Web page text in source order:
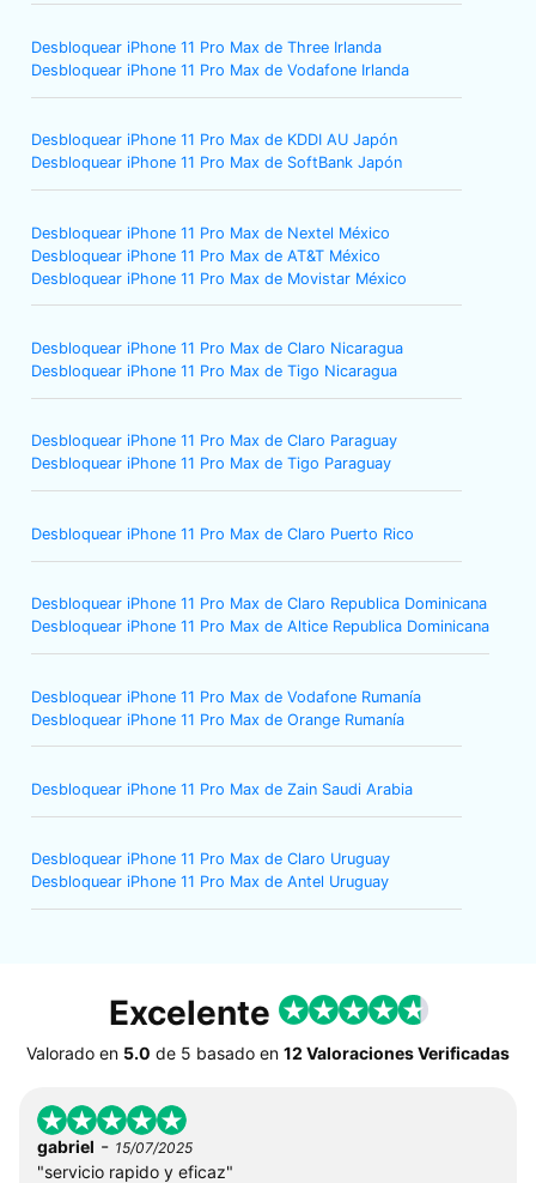
Desbloquear iPhone 11 Pro Max de Three Irlanda
Desbloquear iPhone 11 Pro Max de Vodafone Irlanda
Desbloquear iPhone 11 Pro Max de KDDI AU Japón
Desbloquear iPhone 11 Pro Max de SoftBank Japón
Desbloquear iPhone 11 Pro Max de Nextel México
Desbloquear iPhone 11 Pro Max de AT&T México
Desbloquear iPhone 11 Pro Max de Movistar México
Desbloquear iPhone 11 Pro Max de Claro Nicaragua
Desbloquear iPhone 11 Pro Max de Tigo Nicaragua
Desbloquear iPhone 11 Pro Max de Claro Paraguay
Desbloquear iPhone 11 Pro Max de Tigo Paraguay
Desbloquear iPhone 11 Pro Max de Claro Puerto Rico
Desbloquear iPhone 11 Pro Max de Claro Republica Dominicana
Desbloquear iPhone 11 Pro Max de Altice Republica Dominicana
Desbloquear iPhone 11 Pro Max de Vodafone Rumanía
Desbloquear iPhone 11 Pro Max de Orange Rumanía
Desbloquear iPhone 11 Pro Max de Zain Saudi Arabia
Desbloquear iPhone 11 Pro Max de Claro Uruguay
Desbloquear iPhone 11 Pro Max de Antel Uruguay
Excelente
Valorado en 5.0 de 5 basado en 12 Valoraciones Verificadas
gabriel - 15/07/2025
"servicio rapido y eficaz"